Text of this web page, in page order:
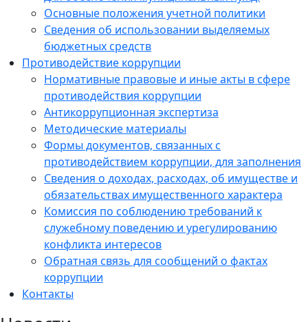
Основные положения учетной политики
Сведения об использовании выделяемых
бюджетных средств
Противодействие коррупции
Нормативные правовые и иные акты в сфере
противодействия коррупции
Антикоррупционная экспертиза
Методические материалы
Формы документов, связанных с
противодействием коррупции, для заполнения
Сведения о доходах, расходах, об имуществе и
обязательствах имущественного характера
Комиссия по соблюдению требований к
служебному поведению и урегулированию
конфликта интересов
Обратная связь для сообщений о фактах
коррупции
Контакты